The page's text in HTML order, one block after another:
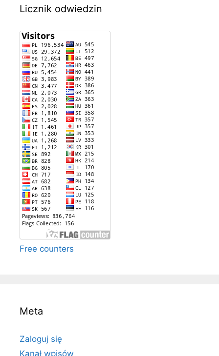
Licznik odwiedzin
Free counters
Meta
Zaloguj się
Kanał wpisów